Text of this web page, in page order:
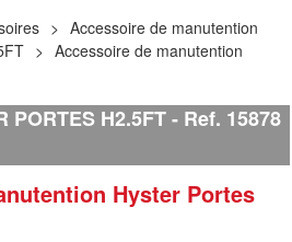
Accessoire de manutention
Accessoire de manutention
PORTES H2.5FT Ref. 15878
Hyster Portes